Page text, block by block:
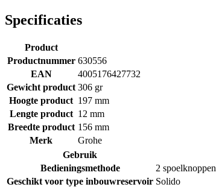
Specificaties
Product
Productnummer 630556
EAN
4005176427732
Gewicht product 306 gr
Hoogte product 197 mm
Lengte product 12 mm
Breedte product 156 mm
Merk
Grohe
Gebruik
Bedieningsmethode
2 spoelknoppen
Geschikt voor type inbouwreservoir Solido